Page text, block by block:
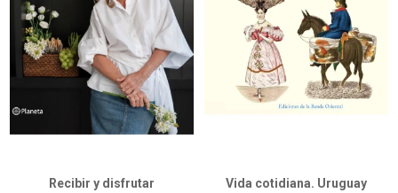
Recibir y disfrutar
Vida cotidiana. Uruguay